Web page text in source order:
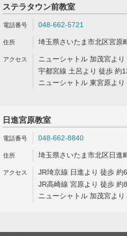
ステラタウン前教室
048-662-5721
埼玉県さいたま市北区宮原
ニューシャトル 加茂宮よ
宇都宮線 土呂より 徒歩 約
ニューシャトル 東宮原よ
日進宮原教室
048-662-8840
埼玉県さいたま市北区日進
JR埼京線 日進より 徒歩 約
JR高崎線 宮原より 徒歩 約
ニューシャトル 加茂宮よ